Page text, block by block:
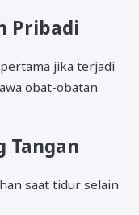
Pribadi
jika terjadi
obat-obatan
Tangan
saat tidur selain